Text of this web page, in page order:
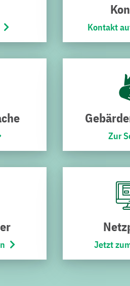
(m/w/d) für Bäderbetriebe
Bruchsal voraus. Wer sich
(m/w/d)
mit Zukunft zu
w/d).
über einen künftigen Beruf zu
Phase, in der sie mehr
sondern lieber einen
Baden-Württemberg nutzen,
steht Schülern so
in Bruchsal und der Region.
der Energie-, der Verkehrs-
hinaus täglich 24/7 die
betreiben drei
gehört zu den Fachkräften
nebenbei wachsen die
Kontakt
Zur
Jetzt